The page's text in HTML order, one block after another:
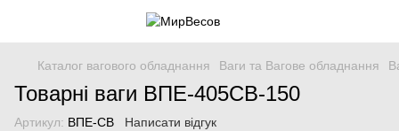
Каталог вагового обладнання Ваги та Вагове обладнання
Товарні ваги ВПЕ-405СВ-150
Артикул: ВПЕ-СВ Написати відгук